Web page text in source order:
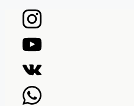
Перейти
содержимому